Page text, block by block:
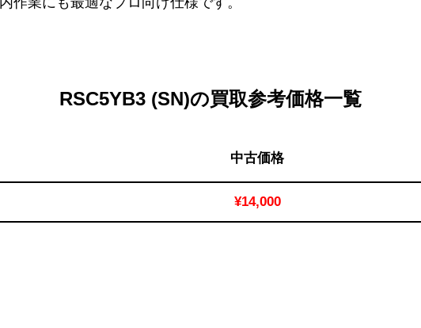
RSC5YB3 (SN)の買取参考価格一覧
中古価格
¥14,000